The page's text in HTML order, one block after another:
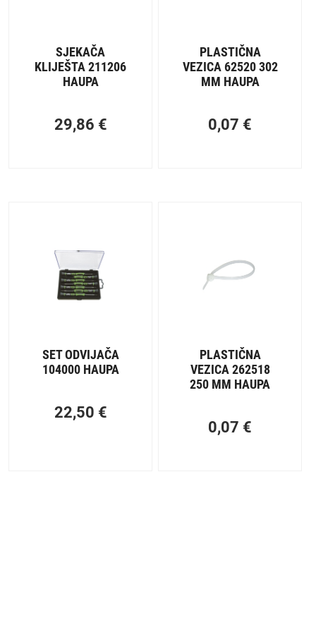
SJEKAČA
KLIJEŠTA 211206
HAUPA
29,86 €
PLASTIČNA
VEZICA 62520 302
MM HAUPA
0,07 €
SET ODVIJAČA
104000 HAUPA
22,50 €
PLASTIČNA
VEZICA 262518
250 MM HAUPA
0,07 €